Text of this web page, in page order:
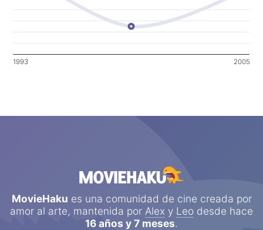
1993 2005
MovieHaku es una comunidad de cine creada por
amor al arte, mantenida por Alex y Leo desde hace
16 años y 7 meses.